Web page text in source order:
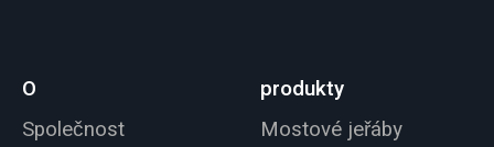
O
Společnost
produkty
Mostové jeřáby